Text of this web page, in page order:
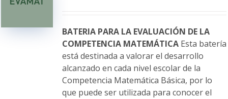
elegir
en
la
página
de
producto
BATERIA PARA LA EVALUACIÓN DE LA
COMPETENCIA MATEMÁTICAEsta batería
está destinada a valorar el desarrollo
alcanzado en cada nivel escolar de la
Competencia Matemática Básica, por lo
que puede ser utilizada para conocer el